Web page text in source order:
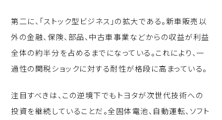
第二に、「ストック型ビジネス」の拡大である。新車販売以
外の金融、保険、部品、中古車事業などからの収益が利益
全体の約半分を占めるまでになっている。これにより、一
過性の関税ショックに対する耐性が格段に高まっている。
注目すべきは、この逆境下でもトヨタが次世代技術への
投資を継続していることだ。全固体電池、自動運転、ソフト